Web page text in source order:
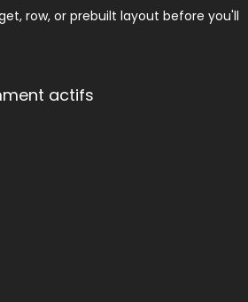
row, or prebuilt layout before you'll
actifs